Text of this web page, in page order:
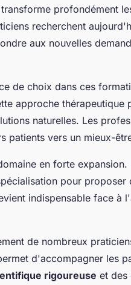
profondément
recherchent
aux nouvelles
de choix dans ces
approche thérapeutique
naturelles. Les
patients vers un mieux-
en forte
pour proposer
indispensable face à
de nombreux
d'accompagner les
rigoureuse et des